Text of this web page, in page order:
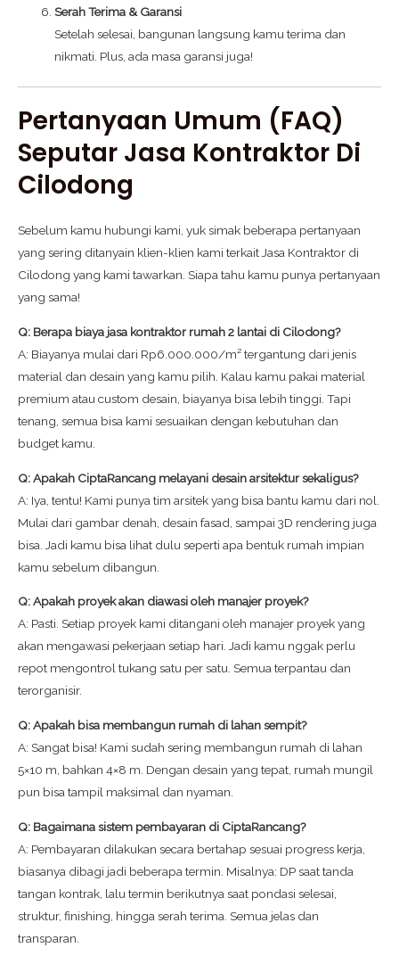
Serah Terima & Garansi
Setelah selesai, bangunan langsung kamu terima dan
nikmati. Plus, ada masa garansi juga!
Pertanyaan Umum (FAQ)
Seputar Jasa Kontraktor Di
Cilodong
Sebelum kamu hubungi kami, yuk simak beberapa pertanyaan
yang sering ditanyain klien-klien kami terkait Jasa Kontraktor di
Cilodong yang kami tawarkan. Siapa tahu kamu punya pertanyaan
yang sama!
Q: Berapa biaya jasa kontraktor rumah 2 lantai di Cilodong?
A: Biayanya mulai dari Rp6.000.000/m² tergantung dari jenis
material dan desain yang kamu pilih. Kalau kamu pakai material
premium atau custom desain, biayanya bisa lebih tinggi. Tapi
tenang, semua bisa kami sesuaikan dengan kebutuhan dan
budget kamu.
Q: Apakah CiptaRancang melayani desain arsitektur sekaligus?
A: Iya, tentu! Kami punya tim arsitek yang bisa bantu kamu dari nol.
Mulai dari gambar denah, desain fasad, sampai 3D rendering juga
bisa. Jadi kamu bisa lihat dulu seperti apa bentuk rumah impian
kamu sebelum dibangun.
Q: Apakah proyek akan diawasi oleh manajer proyek?
A: Pasti. Setiap proyek kami ditangani oleh manajer proyek yang
akan mengawasi pekerjaan setiap hari. Jadi kamu nggak perlu
repot mengontrol tukang satu per satu. Semua terpantau dan
terorganisir.
Q: Apakah bisa membangun rumah di lahan sempit?
A: Sangat bisa! Kami sudah sering membangun rumah di lahan
5×10 m, bahkan 4×8 m. Dengan desain yang tepat, rumah mungil
pun bisa tampil maksimal dan nyaman.
Q: Bagaimana sistem pembayaran di CiptaRancang?
A: Pembayaran dilakukan secara bertahap sesuai progress kerja,
biasanya dibagi jadi beberapa termin. Misalnya: DP saat tanda
tangan kontrak, lalu termin berikutnya saat pondasi selesai,
struktur, finishing, hingga serah terima. Semua jelas dan
transparan.